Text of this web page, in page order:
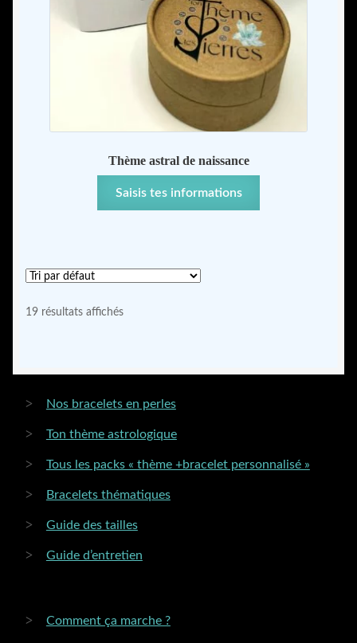
Thème astral de naissance
Saisis tes informations
19 résultats affichés
Nos bracelets en perles
Ton thème astrologique
Tous les packs « thème +bracelet personnalisé »
Bracelets thématiques
Guide des tailles
Guide d’entretien
Comment ça marche ?